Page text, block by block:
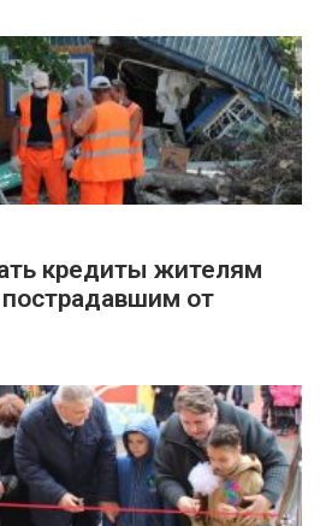
кредиты жителям
от